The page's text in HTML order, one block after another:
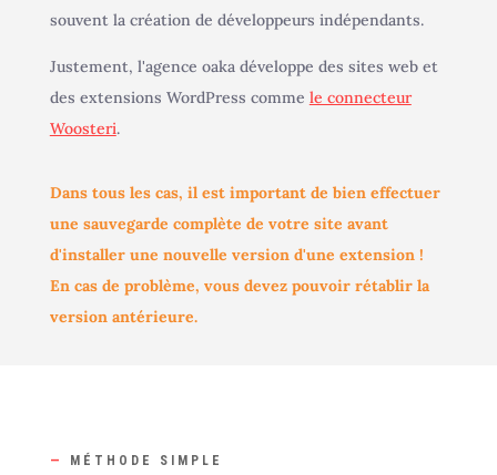
souvent la création de développeurs indépendants.
Justement, l'agence oaka développe des sites web et
des extensions WordPress comme le connecteur
Woosteri.
Dans tous les cas, il est important de bien effectuer
une sauvegarde complète de votre site avant
d'installer une nouvelle version d'une extension !
En cas de problème, vous devez pouvoir rétablir la
version antérieure.
— MÉTHODE SIMPLE